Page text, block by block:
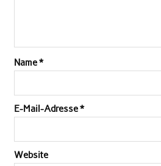
Name*
E-Mail-Adresse*
Website